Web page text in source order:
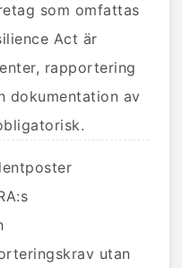
som omfattas
Act är
rapportering
dokumentation av
utan